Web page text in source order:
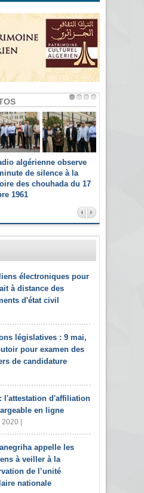
algérienne observe
de silence à la
des chouhada du 17
1961
électroniques pour
à distance des
d'état civil
législatives : 9 mai,
pour examen des
de candidature
l'attestation d'affiliation
en ligne
2020 |
appelle les
à veiller à la
de l’unité
nationale